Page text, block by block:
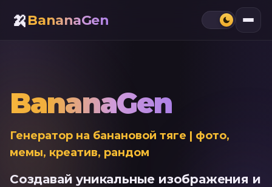
🍌BananaGen
BananaGen
Генератор на банановой тяге | фото,
мемы, креатив, рандом
Создавай уникальные изображения и